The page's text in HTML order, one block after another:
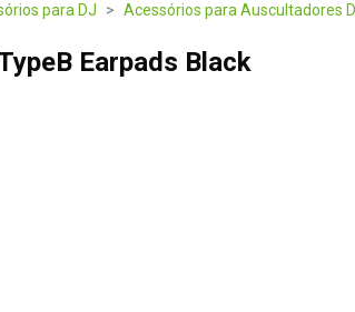
para DJ Acessórios para Auscultadores
Earpads Black